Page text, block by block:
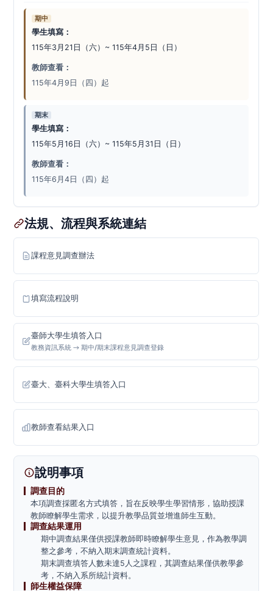
期中
學生填寫：
115年3月21日（六）~ 115年4月5日（日）
教師查看：
115年4月9日（四）起
期末
學生填寫：
115年5月16日（六）~ 115年5月31日（日）
教師查看：
115年6月4日（四）起
法規、流程與系統連結
課程意見調查辦法
填寫流程說明
臺師大學生填答入口
教務資訊系統 → 期中/期末課程意見調查登錄
臺大、臺科大學生填答入口
教師查看結果入口
說明事項
調查目的
本項調查採匿名方式填答，旨在反映學生學習情形，協助授課
教師瞭解學生需求，以提升教學品質並增進師生互動。
調查結果運用
期中調查結果僅供授課教師即時瞭解學生意見，作為教學調
整之參考，不納入期末調查統計資料。
期末調查填答人數未達5人之課程，其調查結果僅供教學參
考，不納入系所統計資料。
師生權益保障